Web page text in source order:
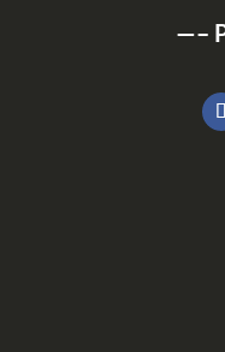
—–